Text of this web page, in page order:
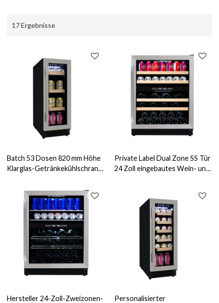
17 Ergebnisse
Batch 53 Dosen 820 mm Höhe
Klarglas-Getränkekühlschrank
Getränkeaufbewahrung mit
Drahtregal-SS-Tür
Private Label Dual Zone SS Tür
24 Zoll eingebautes Wein- und
Hersteller 24-Zoll-Zweizonen-
Personalisierter